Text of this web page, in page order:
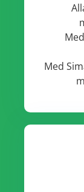
Med